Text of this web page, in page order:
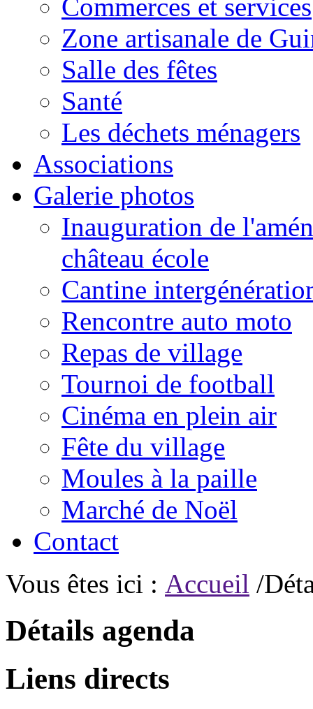
Commerces et services
Zone artisanale de
Salle des fêtes
Santé
Les déchets ménagers
Associations
Galerie photos
Inauguration de
château école
Cantine
Rencontre auto moto
Repas de village
Tournoi de football
Cinéma en plein air
Fête du village
Moules à la paille
Marché de Noël
Contact
Vous êtes ici : Accueil /
Détails agenda
Liens directs